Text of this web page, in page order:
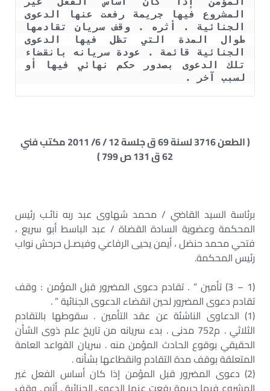
لسبب آخر .
( الطعن 3716 لسنة 69 ق جلسة 12 / 6/ 2011 مكتب فني
62 ق 131 ص 799 )
برئاسة السيد القاضي / محمد شهاوى عبد ربه نائـب رئيس
المحكمة وعضوية السادة القضاة / عبد الباسط أبو سريع ،
فتحي محمد حنضل ، أيمن يحيى الرفاعي وفيصـل حرحش نواب
رئيس المحكمة.
(1 – 3) تأمين ” . تقادم دعوى المضرور قبل المؤمن : وقف
تقادم دعوى المضرور لحين انقضاء الدعوى الجنائية ” .
(1) الدعاوى الناشئة عن عقد التأمين . سقوطها بالتقادم
الثلاثي . م752 مدنى . بدء سريانه من تاريخ علم ذوى الشأن
الحقيقي بوقوع الحادث المؤمن منه . سريان القواعد العامة
المتعلقة بوقف مدة التقادم وانقطاعها بشأنه .
(2) دعوى المضرور قبل المؤمن إذا كان أساس الفعل غير